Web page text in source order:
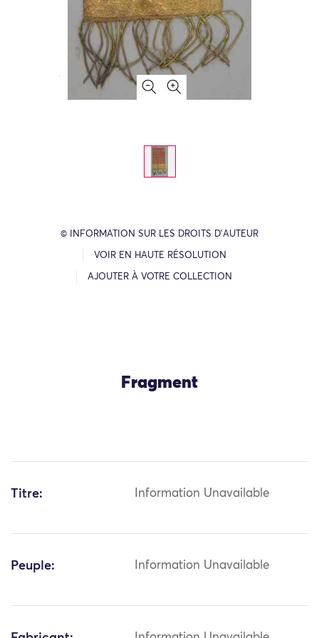
© INFORMATION SUR LES DROITS D’AUTEUR
VOIR EN HAUTE RÉSOLUTION
AJOUTER À VOTRE COLLECTION
Fragment
Titre: Information Unavailable
Peuple: Information Unavailable